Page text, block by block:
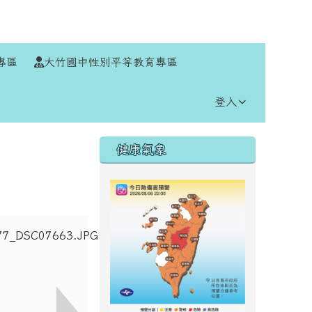
區 大竹國中性別平等教育專區
登入
右邊區域內容
健康氣象